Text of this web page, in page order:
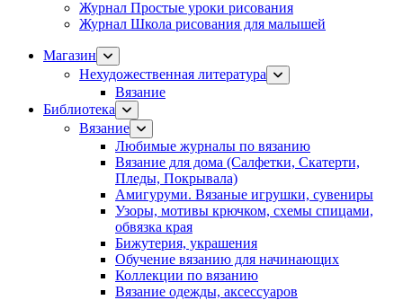
Журнал Простые уроки рисования
Журнал Школа рисования для малышей
Магазин
Нехудожественная литература
Вязание
Библиотека
Вязание
Любимые журналы по вязанию
Вязание для дома (Салфетки, Скатерти,
Пледы, Покрывала)
Амигуруми. Вязаные игрушки, сувениры
Узоры, мотивы крючком, схемы спицами,
обвязка края
Бижутерия, украшения
Обучение вязанию для начинающих
Коллекции по вязанию
Вязание одежды, аксессуаров